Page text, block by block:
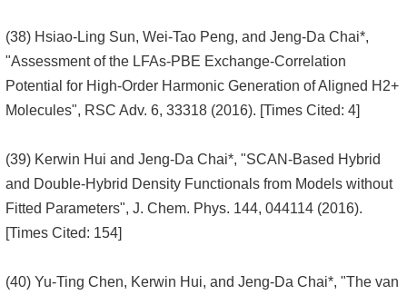
(38) Hsiao-Ling Sun, Wei-Tao Peng, and Jeng-Da Chai*,
"Assessment of the LFAs-PBE Exchange-Correlation
Potential for High-Order Harmonic Generation of Aligned H2+
Molecules", RSC Adv. 6, 33318 (2016). [Times Cited: 4]
(39) Kerwin Hui and Jeng-Da Chai*, "SCAN-Based Hybrid
and Double-Hybrid Density Functionals from Models without
Fitted Parameters", J. Chem. Phys. 144, 044114 (2016).
[Times Cited: 154]
(40) Yu-Ting Chen, Kerwin Hui, and Jeng-Da Chai*, "The van